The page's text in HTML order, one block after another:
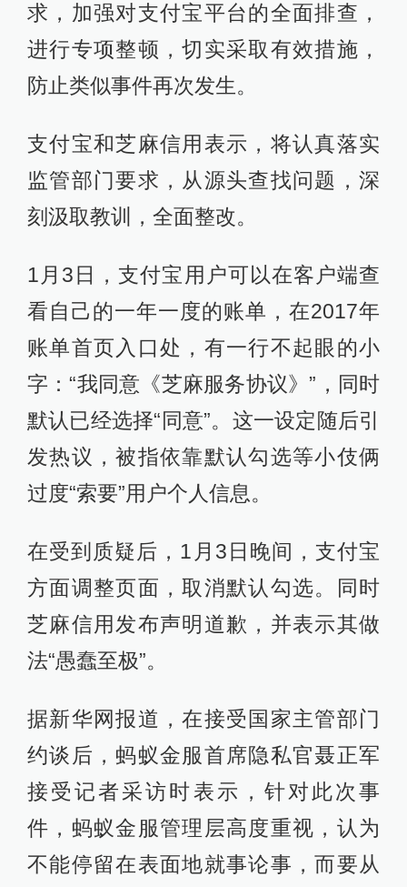
求，加强对支付宝平台的全面排查，
进行专项整顿，切实采取有效措施，
防止类似事件再次发生。
支付宝和芝麻信用表示，将认真落实
监管部门要求，从源头查找问题，深
刻汲取教训，全面整改。
1月3日，支付宝用户可以在客户端查
看自己的一年一度的账单，在2017年
账单首页入口处，有一行不起眼的小
字：“我同意《芝麻服务协议》”，同时
默认已经选择“同意”。这一设定随后引
发热议，被指依靠默认勾选等小伎俩
过度“索要”用户个人信息。
在受到质疑后，1月3日晚间，支付宝
方面调整页面，取消默认勾选。同时
芝麻信用发布声明道歉，并表示其做
法“愚蠢至极”。
据新华网报道，在接受国家主管部门
约谈后，蚂蚁金服首席隐私官聂正军
接受记者采访时表示，针对此次事
件，蚂蚁金服管理层高度重视，认为
不能停留在表面地就事论事，而要从